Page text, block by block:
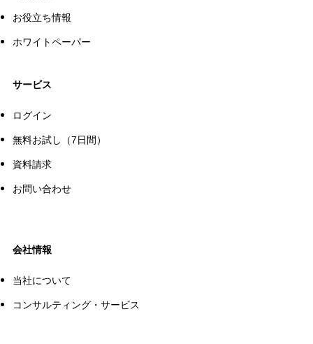
お役立ち情報
ホワイトペーパー
サービス
ログイン
無料お試し（7日間）
資料請求
お問い合わせ
会社情報
当社について
コンサルティング・サービス